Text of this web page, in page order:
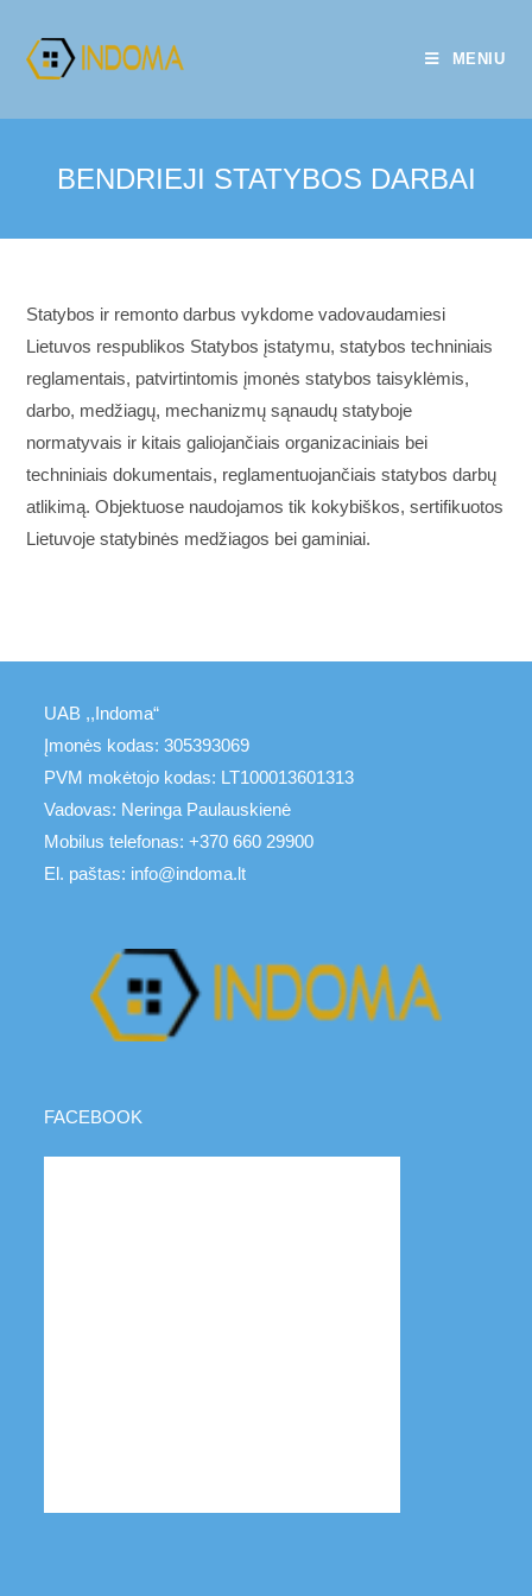
content
MENIU
BENDRIEJI STATYBOS DARBAI
Statybos ir remonto darbus vykdome vadovaudamiesi
Lietuvos respublikos Statybos įstatymu, statybos techniniais
reglamentais, patvirtintomis įmonės statybos taisyklėmis,
darbo, medžiagų, mechanizmų sąnaudų statyboje
normatyvais ir kitais galiojančiais organizaciniais bei
techniniais dokumentais, reglamentuojančiais statybos darbų
atlikimą. Objektuose naudojamos tik kokybiškos, sertifikuotos
Lietuvoje statybinės medžiagos bei gaminiai.
UAB ,,Indoma“
Įmonės kodas: 305393069
PVM mokėtojo kodas: LT100013601313
Vadovas: Neringa Paulauskienė
Mobilus telefonas: +370 660 29900
El. paštas: info@indoma.lt
FACEBOOK